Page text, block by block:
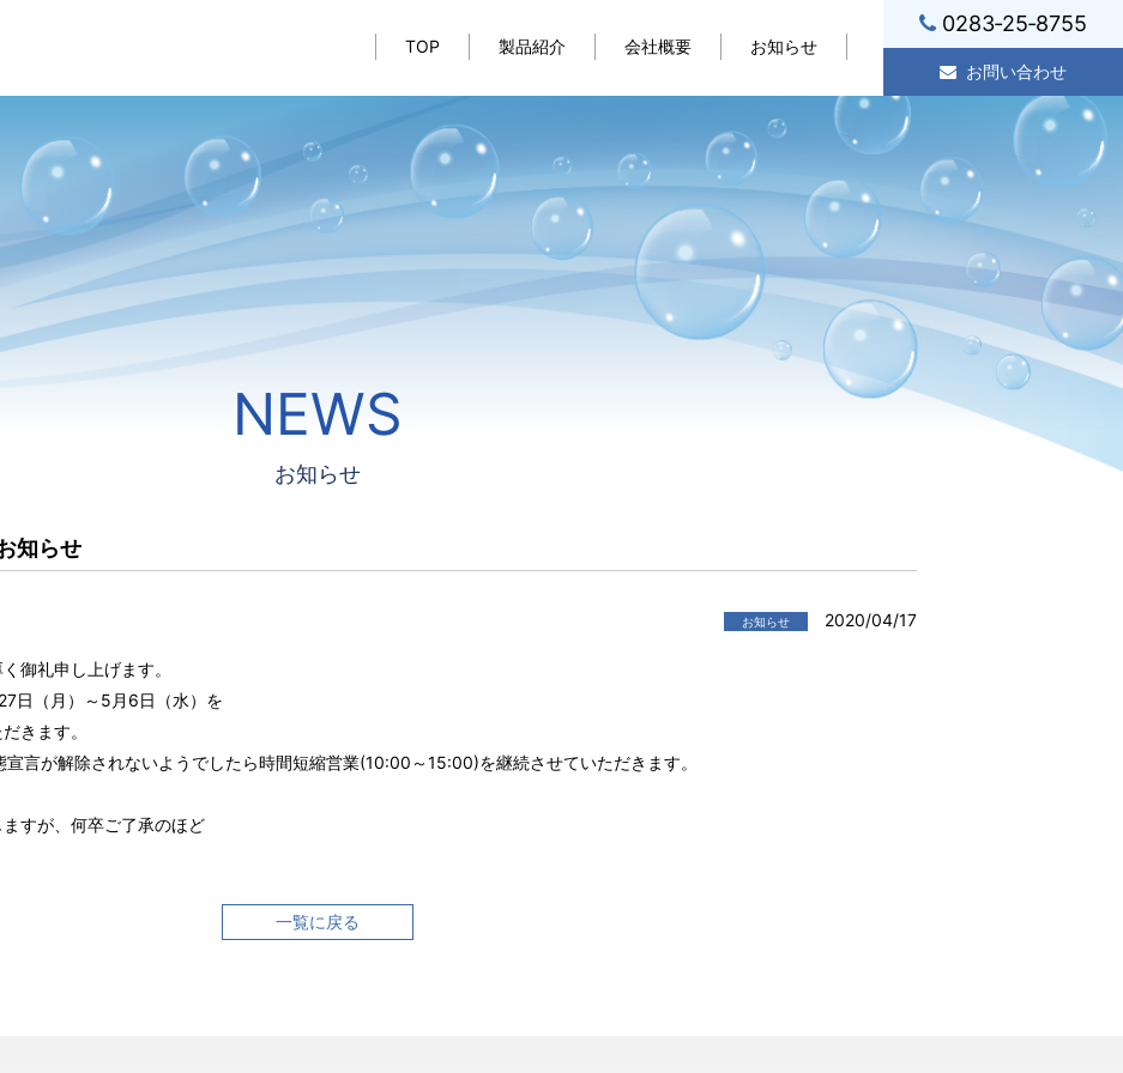
TOP 製品紹介 会社概要 お知らせ
0283‐25‐8755
お問い合わせ
NEWS
お知らせ
知らせ
お知らせ 2020/04/17
御礼申し上げます。
日（月）～5月6日（水）を
きます。
言が解除されないようでしたら時間短縮営業(10:00～15:00)を継続させていただきます。
すが、何卒ご了承のほど
一覧に戻る